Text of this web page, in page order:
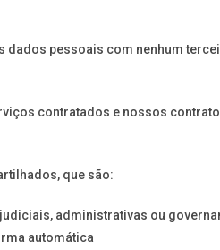
dados pessoais com nenhum
contratados e nossos
que são:
administrativas ou
automática